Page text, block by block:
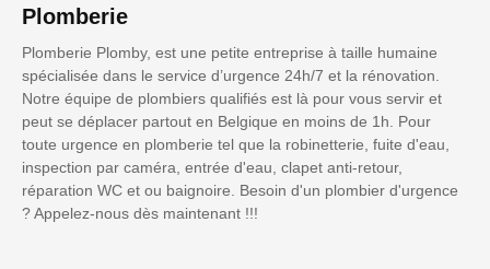
Plomberie
Plomberie Plomby, est une petite entreprise à taille humaine
spécialisée dans le service d’urgence 24h/7 et la rénovation.
Notre équipe de plombiers qualifiés est là pour vous servir et
peut se déplacer partout en Belgique en moins de 1h. Pour
toute urgence en plomberie tel que la robinetterie, fuite d'eau,
inspection par caméra, entrée d'eau, clapet anti-retour,
réparation WC et ou baignoire. Besoin d'un plombier d'urgence
? Appelez-nous dès maintenant !!!